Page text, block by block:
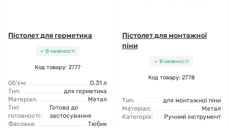
Пістолет для герметика
В наявності
Код товару: 2777
Об'єм:
0,31 л
Тип:
для герметика
Матеріал:
Метал
Тип
готовності:
Готова до
застосування
Фасовка:
Тюбик
Пістолет для монтажної
піни
В наявності
Код товару: 2778
Тип:
для монтажної піни
Матеріал:
Метал
Категорія:
Ручний інструмент